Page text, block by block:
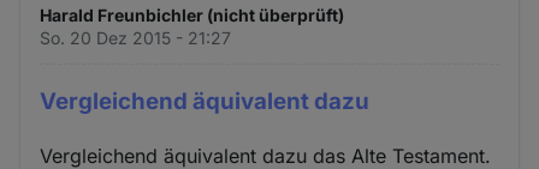
Harald Freunbichler (nicht überprüft)
So. 20 Dez 2015 - 21:27
Vergleichend äquivalent dazu
Vergleichend äquivalent dazu das Alte Testament.